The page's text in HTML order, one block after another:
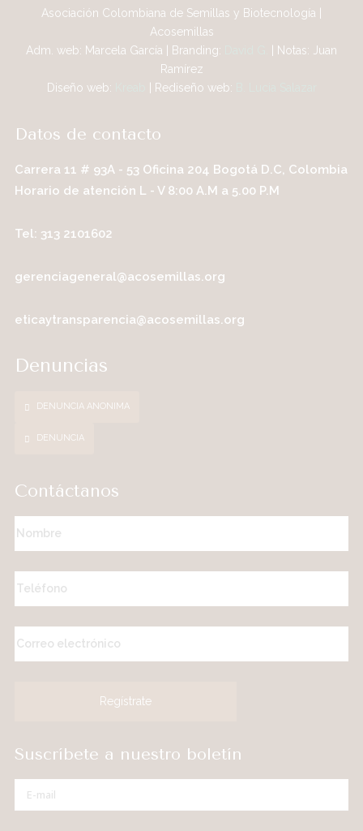
Asociación Colombiana de Semillas y Biotecnología |
Acosemillas
Adm. web: Marcela García | Branding:
| Notas: Juan
Ramírez
Diseño web:
| Rediseño web:
Datos de contacto
Carrera 11 # 93A - 53 Oficina 204 Bogotá D.C, Colombia
Horario de atención L - V 8:00 A.M a 5.00 P.M
Tel: 313 2101602
gerenciageneral@acosemillas.org
eticaytransparencia@acosemillas.org
Denuncias
DENUNCIA ANONIMA
DENUNCIA
Contáctanos
Suscríbete a nuestro boletín